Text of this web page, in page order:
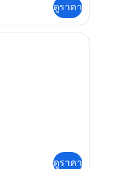
ดูราคา
าปูที่นอน
, 1 ห้องนอน, ปลอดบุหรี่ | เตารีด/โต๊ะรี
ดูราคา